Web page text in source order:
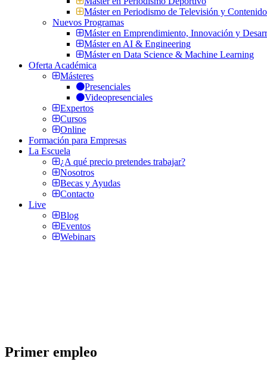
Máster en Periodismo de Televisión y
Nuevos Programas
Máster en Emprendimiento, Innovación y
Máster en AI & Engineering
Máster en Data Science & Machine Learning
Oferta Académica
Másteres
Presenciales
Videopresenciales
Expertos
Cursos
Online
Formación para Empresas
La Escuela
¿A qué precio pretendes trabajar?
Nosotros
Becas y Ayudas
Contacto
Live
Blog
Eventos
Webinars
Primer empleo